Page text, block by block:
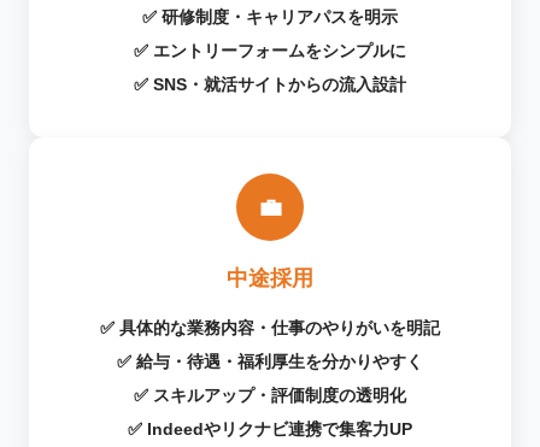
✅ 研修制度・キャリアパスを明示
✅ エントリーフォームをシンプルに
✅ SNS・就活サイトからの流入設計
💼
中途採用
✅ 具体的な業務内容・仕事のやりがいを明記
✅ 給与・待遇・福利厚生を分かりやすく
✅ スキルアップ・評価制度の透明化
✅ Indeedやリクナビ連携で集客力UP